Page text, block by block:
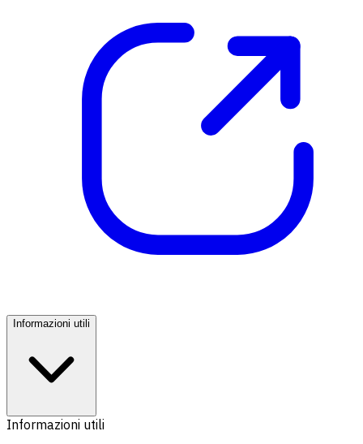
Informazioni utili
Informazioni utili